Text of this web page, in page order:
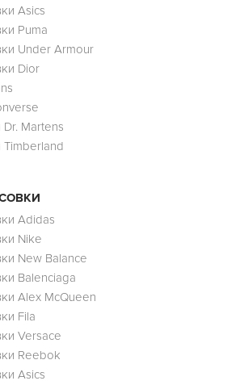
Asics
Puma
Under Armour
Dior
Martens
Adidas
Nike
New Balance
Balenciaga
Alex McQueen
Fila
Versace
Reebok
Asics